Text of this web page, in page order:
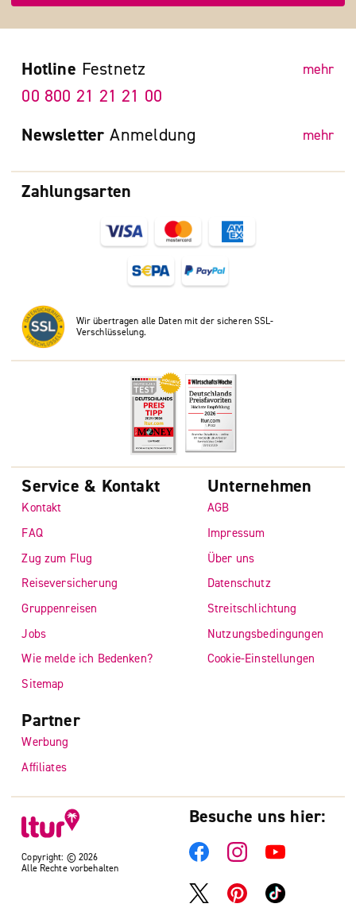
Zahlungsarten
Wir übertragen alle Daten mit der sicheren SSL-
Verschlüsselung.
Hotline Festnetz mehr
00 800 21 21 21 00
Newsletter Anmeldung mehr
Copyright: © 2026
Alle Rechte vorbehalten
Service & Kontakt
Kontakt
FAQ
Zug zum Flug
Reiseversicherung
Gruppenreisen
Jobs
Wie melde ich Bedenken?
Sitemap
Unternehmen
AGB
Impressum
Über uns
Datenschutz
Streitschlichtung
Nutzungsbedingungen
Cookie-Einstellungen
Partner
Werbung
Affiliates
Besuche uns hier: